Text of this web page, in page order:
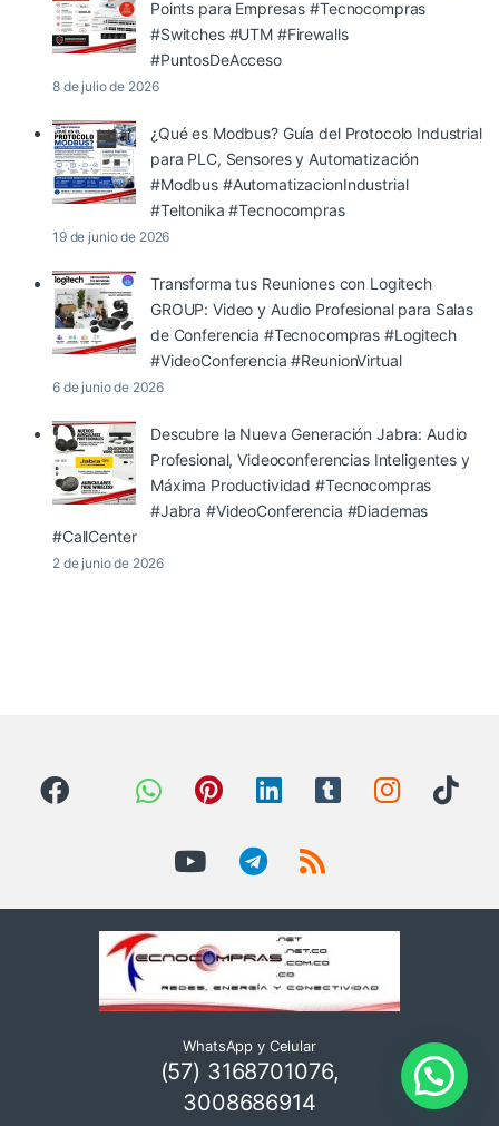
Points para Empresas #Tecnocompras
#Switches #UTM #Firewalls
#PuntosDeAcceso
8 de julio de 2026
¿Qué es Modbus? Guía del Protocolo Industrial
para PLC, Sensores y Automatización
#Modbus #AutomatizacionIndustrial
#Teltonika #Tecnocompras
19 de junio de 2026
Transforma tus Reuniones con Logitech
GROUP: Video y Audio Profesional para Salas
de Conferencia #Tecnocompras #Logitech
#VideoConferencia #ReunionVirtual
6 de junio de 2026
Descubre la Nueva Generación Jabra: Audio
Profesional, Videoconferencias Inteligentes y
Máxima Productividad #Tecnocompras
#Jabra #VideoConferencia #Diademas
#CallCenter
2 de junio de 2026
WhatsApp y Celular
(57) 3168701076,
3008686914